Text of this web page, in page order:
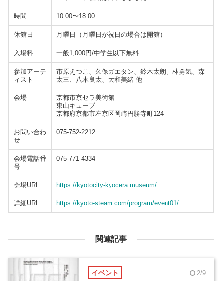
時間 10:00〜18:00
休館日 月曜日（月曜日が祝日の場合は開館）
入場料 一般1,000円/中学生以下無料
参加アーテ
ィスト
市原えつこ、久保ガエタン、鈴木太朗、林勇気、森
太三、八木良太、大和美緒 他
会場
京都市京セラ美術館
東山キューブ
京都府京都市左京区岡崎円勝寺町124
お問い合わ
せ
075-752-2212
会場電話番
号
075-771-4334
会場URL https://kyotocity-kyocera.museum/
詳細URL https://kyoto-steam.com/program/event01/
関連記事
イベント 2/9